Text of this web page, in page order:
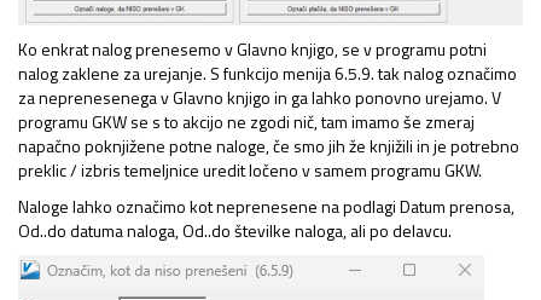
Ko enkrat nalog prenesemo v Glavno knjigo, se v programu potni
nalog zaklene za urejanje. S funkcijo menija 6.5.9. tak nalog označimo
za neprenesenega v Glavno knjigo in ga lahko ponovno urejamo. V
programu GKW se s to akcijo ne zgodi nič, tam imamo še zmeraj
napačno poknjižene potne naloge, če smo jih že knjižili in je potrebno
preklic / izbris temeljnice uredit ločeno v samem programu GKW.
Naloge lahko označimo kot neprenesene na podlagi Datum prenosa,
Od..do datuma naloga, Od..do številke naloga, ali po delavcu.